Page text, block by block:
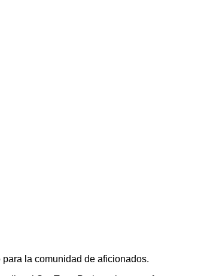
la comunidad de aficionados.